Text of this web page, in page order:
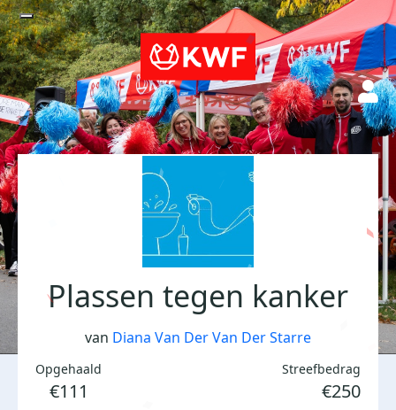
Plassen tegen kanker
van Diana Van Der Van Der Starre
Opgehaald
€111
Streefbedrag
€250